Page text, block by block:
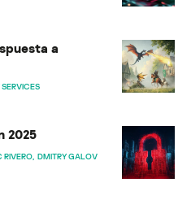
a
SERVICES
2025
RIVERO DMITRY GALOV